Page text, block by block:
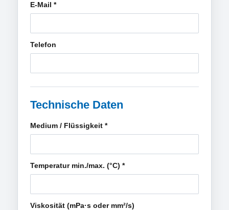
E-Mail *
Telefon
Technische Daten
Medium / Flüssigkeit *
Temperatur min./max. (°C) *
Viskosität (mPa·s oder mm²/s)